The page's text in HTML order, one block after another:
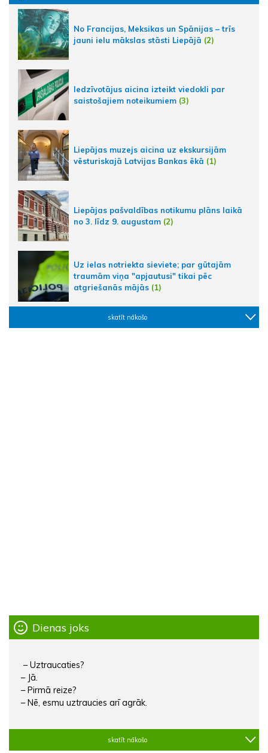
No Francijas, Meksikas un Spānijas – trīs
jauni ielu mākslas stāsti Liepājā (2)
Iedzīvotājus aicina izteikt viedokli par
saistošajiem noteikumiem (3)
Liepājas muzejs aicina uz ekskursijām
vēsturiskajā Latvijas Bankas ēkā (1)
Liepājas pašvaldības notikumu plāns laikā
no 3. līdz 9. augustam (2)
Uz ielas notriekta sieviete; par gūtajām
traumām viņa "apjautusi" tikai pēc
atgriešanās mājās (1)
skatīt nākošo
Dienas joks
– Uztraucaties?
– Jā.
– Pirmā reize?
– Nē, esmu uztraucies arī agrāk.
skatīt nākošo